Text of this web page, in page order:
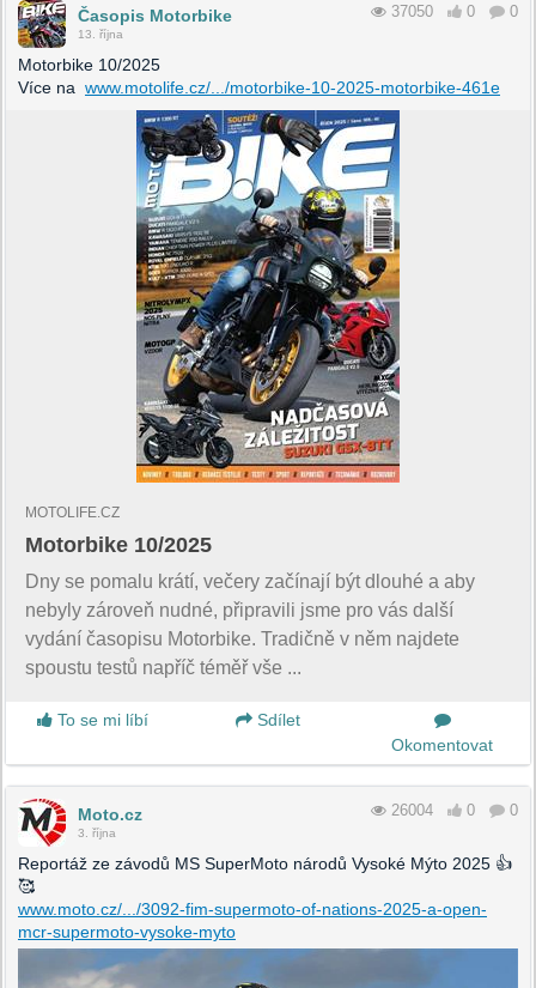
Časopis Motorbike
13. října
37050 0 0
Motorbike 10/2025
Více na www.motolife.cz/.../motorbike-10-2025-motorbike-461e
MOTOLIFE.CZ
Motorbike 10/2025
Dny se pomalu krátí, večery začínají být dlouhé a aby
nebyly zároveň nudné, připravili jsme pro vás další
vydání časopisu Motorbike. Tradičně v něm najdete
spoustu testů napříč téměř vše ...
To se mi líbí
Sdílet
Okomentovat
Moto.cz
3. října
26004 0 0
Reportáž ze závodů MS SuperMoto národů Vysoké Mýto 2025 👍
🥰
www.moto.cz/.../3092-fim-supermoto-of-nations-2025-a-open-
mcr-supermoto-vysoke-myto